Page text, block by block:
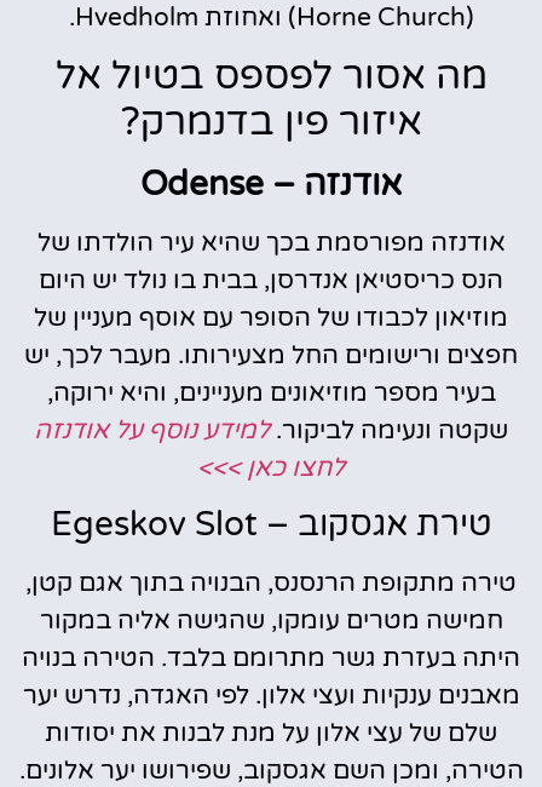
(Horne Church) ואחוזת Hvedholm.
מה אסור לפספס בטיול אל
איזור פין בדנמרק?
אודנזה – Odense
אודנזה מפורסמת בכך שהיא עיר הולדתו של
הנס כריסטיאן אנדרסן, בבית בו נולד יש היום
מוזיאון לכבודו של הסופר עם אוסף מעניין של
חפצים ורישומים החל מצעירותו. מעבר לכך, יש
בעיר מספר מוזיאונים מעניינים, והיא ירוקה,
שקטה ונעימה לביקור.למידע נוסף על אודנזה
לחצו כאן >>>
טירת אגסקוב – Egeskov Slot
טירה מתקופת הרנסנס, הבנויה בתוך אגם קטן,
חמישה מטרים עומקו, שהגישה אליה במקור
היתה בעזרת גשר מתרומם בלבד. הטירה בנויה
מאבנים ענקיות ועצי אלון. לפי האגדה, נדרש יער
שלם של עצי אלון על מנת לבנות את יסודות
הטירה, ומכן השם אגסקוב, שפירושו יער אלונים.